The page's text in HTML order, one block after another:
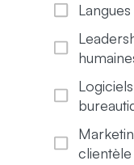
Langues
clientèle